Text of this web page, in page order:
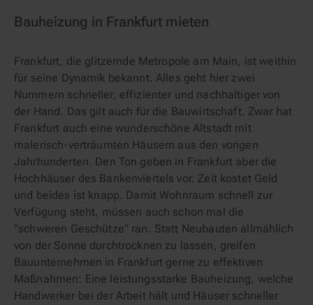
Bauheizung in Frankfurt mieten
Frankfurt, die glitzernde Metropole am Main, ist weithin
für seine Dynamik bekannt. Alles geht hier zwei
Nummern schneller, effizienter und nachhaltiger von
der Hand. Das gilt auch für die Bauwirtschaft. Zwar hat
Frankfurt auch eine wunderschöne Altstadt mit
malerisch-verträumten Häusern aus den vorigen
Jahrhunderten. Den Ton geben in Frankfurt aber die
Hochhäuser des Bankenviertels vor. Zeit kostet Geld
und beides ist knapp. Damit Wohnraum schnell zur
Verfügung steht, müssen auch schon mal die
"schweren Geschütze" ran. Statt Neubauten allmählich
von der Sonne durchtrocknen zu lassen, greifen
Bauunternehmen in Frankfurt gerne zu effektiven
Maßnahmen: Eine leistungsstarke Bauheizung, welche
Handwerker bei der Arbeit hält und Häuser schneller